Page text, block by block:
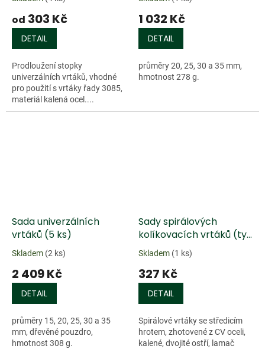
od 303 Kč
DETAIL
Prodloužení stopky
univerzálních vrtáků, vhodné
pro použití s vrtáky řady 3085,
materiál kalená ocel....
1 032 Kč
DETAIL
průměry 20, 25, 30 a 35 mm,
hmotnost 278 g.
Sada univerzálních
vrtáků (5 ks)
Skladem (2 ks)
2 409 Kč
DETAIL
průměry 15, 20, 25, 30 a 35
mm, dřevěné pouzdro,
hmotnost 308 g.
Sady spirálových
kolíkovacích vrtáků (typ
3006)
Skladem (1 ks)
327 Kč
DETAIL
Spirálové vrtáky se středicím
hrotem, zhotovené z CV oceli,
kalené, dvojité ostří, lamač